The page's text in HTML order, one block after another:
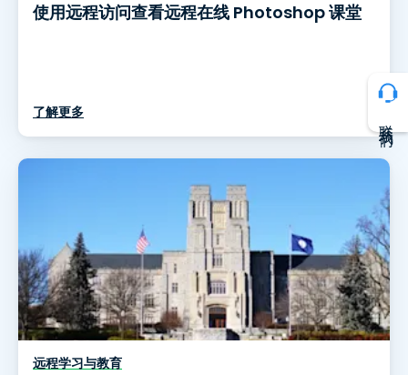
使用远程访问查看远程在线 Photoshop 课堂
了解更多
远程学习与教育